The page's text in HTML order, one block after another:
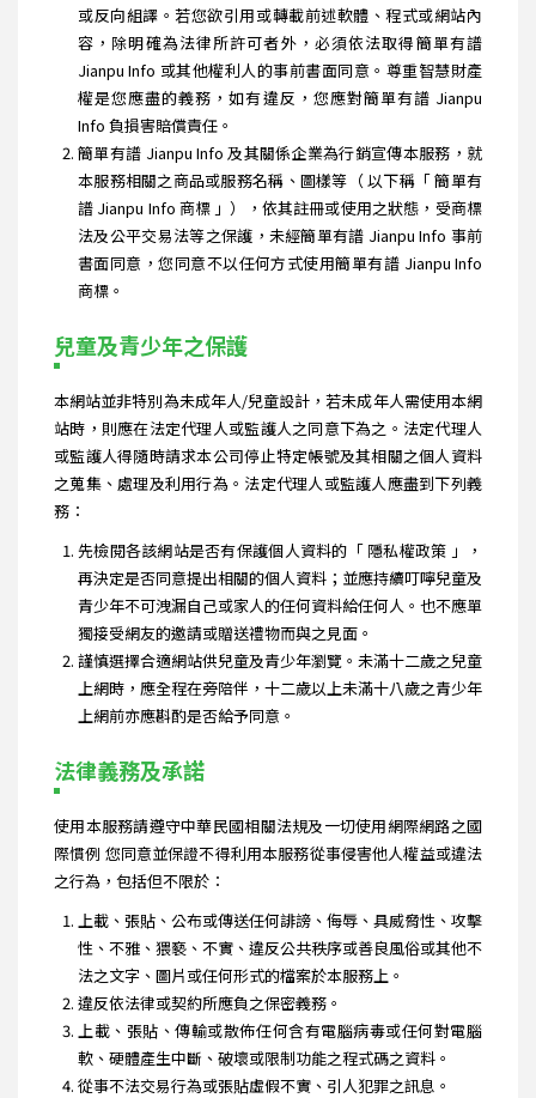
或反向組譯。若您欲引用或轉載前述軟體、程式或網站內
容，除明確為法律所許可者外，必須依法取得簡單有譜
Jianpu Info 或其他權利人的事前書面同意。尊重智慧財產
權是您應盡的義務，如有違反，您應對簡單有譜 Jianpu
Info 負損害賠償責任。
簡單有譜 Jianpu Info 及其關係企業為行銷宣傳本服務，就
本服務相關之商品或服務名稱、圖樣等（ 以下稱「 簡單有
譜 Jianpu Info 商標 」），依其註冊或使用之狀態，受商標
法及公平交易法等之保護，未經簡單有譜 Jianpu Info 事前
書面同意，您同意不以任何方式使用簡單有譜 Jianpu Info
商標。
兒童及青少年之保護
本網站並非特別為未成年人/兒童設計，若未成年人需使用本網
站時，則應在法定代理人或監護人之同意下為之。法定代理人
或監護人得隨時請求本公司停止特定帳號及其相關之個人資料
之蒐集、處理及利用行為。法定代理人或監護人應盡到下列義
務：
先檢閱各該網站是否有保護個人資料的「 隱私權政策 」，
再決定是否同意提出相關的個人資料；並應持續叮嚀兒童及
青少年不可洩漏自己或家人的任何資料給任何人。也不應單
獨接受網友的邀請或贈送禮物而與之見面。
謹慎選擇合適網站供兒童及青少年瀏覽。未滿十二歲之兒童
上網時，應全程在旁陪伴，十二歲以上未滿十八歲之青少年
上網前亦應斟酌是否給予同意。
法律義務及承諾
使用本服務請遵守中華民國相關法規及一切使用網際網路之國
際慣例 您同意並保證不得利用本服務從事侵害他人權益或違法
之行為，包括但不限於：
上載、張貼、公布或傳送任何誹謗、侮辱、具威脅性、攻擊
性、不雅、猥褻、不實、違反公共秩序或善良風俗或其他不
法之文字、圖片或任何形式的檔案於本服務上。
違反依法律或契約所應負之保密義務。
上載、張貼、傳輸或散佈任何含有電腦病毒或任何對電腦
軟、硬體產生中斷、破壞或限制功能之程式碼之資料。
從事不法交易行為或張貼虛假不實、引人犯罪之訊息。